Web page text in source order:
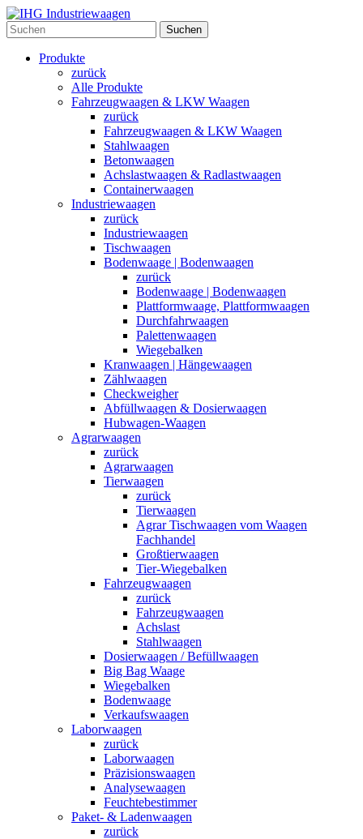
Suchen
Produkte
zurück
Alle Produkte
Fahrzeugwaagen & LKW Waagen
zurück
Fahrzeugwaagen & LKW Waagen
Stahlwaagen
Betonwaagen
Achslastwaagen & Radlastwaagen
Containerwaagen
Industriewaagen
zurück
Industriewaagen
Tischwaagen
Bodenwaage | Bodenwaagen
zurück
Bodenwaage | Bodenwaagen
Plattformwaage, Plattformwaagen
Durchfahrwaagen
Palettenwaagen
Wiegebalken
Kranwaagen | Hängewaagen
Zählwaagen
Checkweigher
Abfüllwaagen & Dosierwaagen
Hubwagen-Waagen
Agrarwaagen
zurück
Agrarwaagen
Tierwaagen
zurück
Tierwaagen
Agrar Tischwaagen vom Waagen
Fachhandel
Großtierwaagen
Tier-Wiegebalken
Fahrzeugwaagen
zurück
Fahrzeugwaagen
Achslast
Stahlwaagen
Dosierwaagen / Befüllwaagen
Big Bag Waage
Wiegebalken
Bodenwaage
Verkaufswaagen
Laborwaagen
zurück
Laborwaagen
Präzisionswaagen
Analysewaagen
Feuchtebestimmer
Paket- & Ladenwaagen
zurück